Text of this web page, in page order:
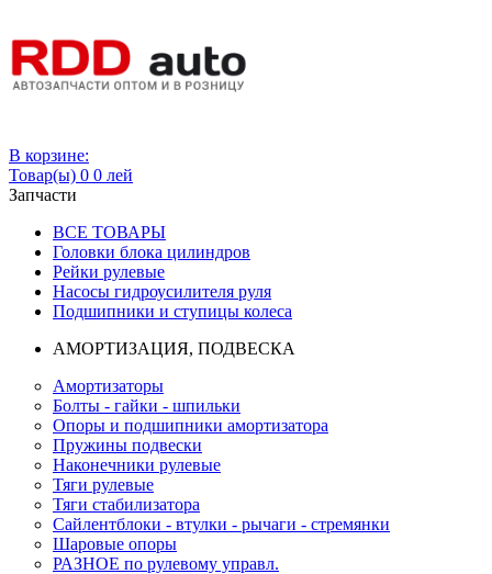
В корзине:
Товар(ы) 0 0 лей
Запчасти
ВСЕ ТОВАРЫ
Головки блока цилиндров
Рейки рулевые
Насосы гидроусилителя руля
Подшипники и ступицы колеса
АМОРТИЗАЦИЯ, ПОДВЕСКА
Амортизаторы
Болты - гайки - шпильки
Опоры и подшипники амортизатора
Пружины подвески
Наконечники рулевые
Тяги рулевые
Тяги стабилизатора
Сайлентблоки - втулки - рычаги - стремянки
Шаровые опоры
РАЗНОЕ по рулевому управл.